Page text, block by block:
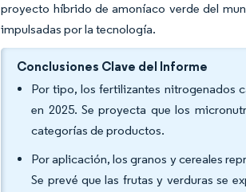
proyecto híbrido de amoníaco verde del
impulsadas por la tecnología.
Conclusiones Clave del Informe
Por tipo, los fertilizantes nitrogenados
en 2025. Se proyecta que los
categorías de productos.
Por aplicación, los granos y cereales
Se prevé que las frutas y verduras se